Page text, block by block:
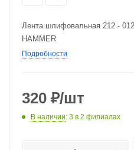
Лента шлифовальная 212 -
HAMMER
Подробности
320 ₽/шт
В наличии: 3 в 2 филиалах